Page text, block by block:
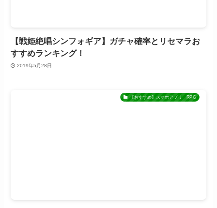
【戦姫絶唱シンフォギア】ガチャ確率とリセマラお
すすめランキング！
2019年5月28日
【おすすめ】スマホアプリ RPG